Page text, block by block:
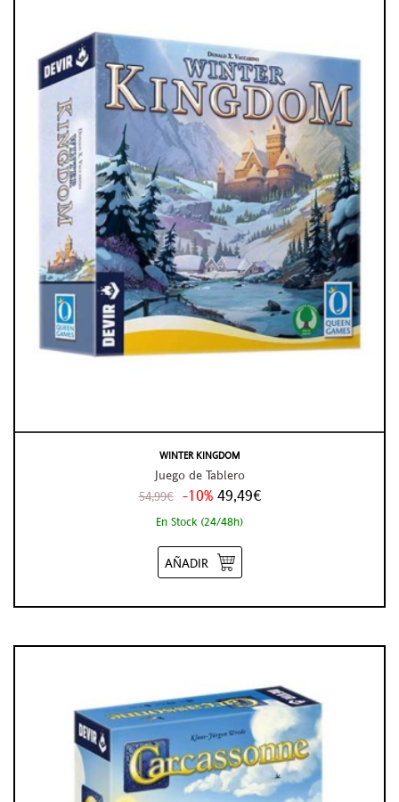
WINTER KINGDOM
Juego de Tablero
54,99€ -10% 49,49€
En Stock (24/48h)
AÑADIR